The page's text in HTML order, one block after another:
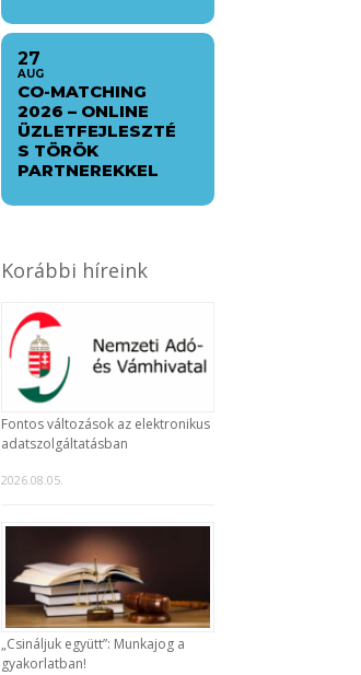
27
AUG
CO-MATCHING
2026 – ONLINE
ÜZLETFEJLESZTÉ
S TÖRÖK
PARTNEREKKEL
Korábbi híreink
Fontos változások az elektronikus
adatszolgáltatásban
2026.08.05.
„Csináljuk együtt”: Munkajog a
gyakorlatban!